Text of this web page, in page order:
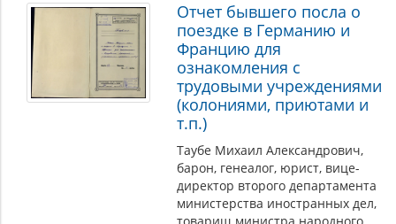
Отчет бывшего посла о
поездке в Германию и
Францию для
ознакомления с
трудовыми учреждениями
(колониями, приютами и
т.п.)
Таубе Михаил Александрович,
барон, генеалог, юрист, вице-
директор второго департамента
министерства иностранных дел,